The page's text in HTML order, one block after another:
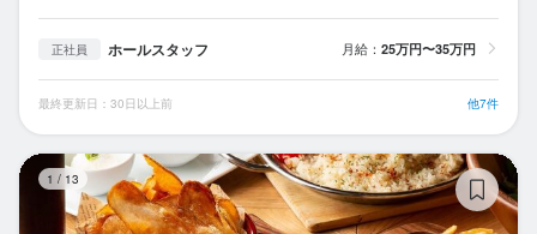
正社員 ホールスタッフ 月給： 25万円〜35万円
最終更新日：30日以上前 他7件
1 / 13